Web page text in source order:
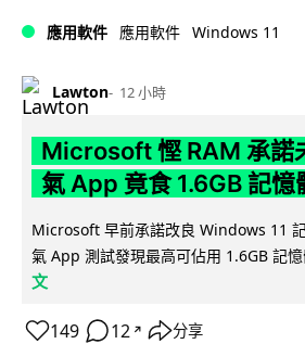
應用軟件 應用軟件 Windows 11
Lawton 12 小時
Microsoft 慳 RAM 承諾
氣 App 竟食 1.6GB 記憶
Microsoft 早前承諾改良 Windows 11
氣 App 測試發現最高可佔用 1.6GB 記
文
149 12 ↗ 分享